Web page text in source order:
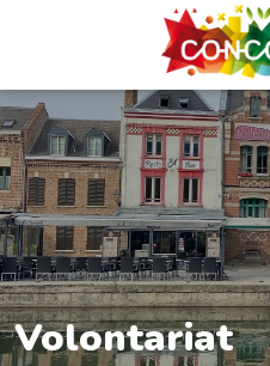
Volontariat
Panneau de gestion des cookies